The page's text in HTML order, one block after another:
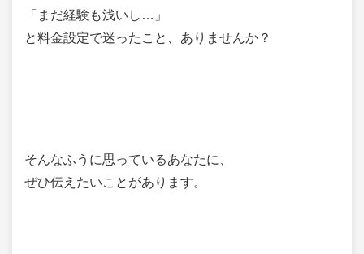
「まだ経験も浅いし…」
と料金設定で迷ったこと、ありませんか？
そんなふうに思っているあなたに、
ぜひ伝えたいことがあります。